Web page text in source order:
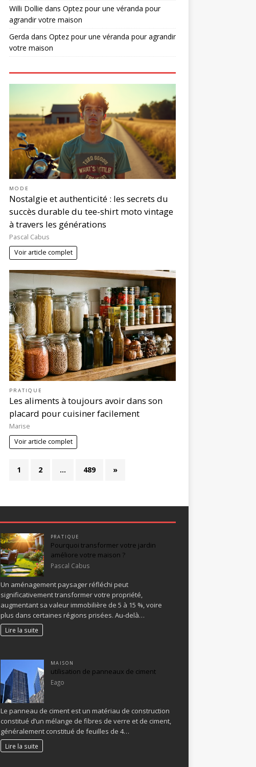
Willi Dollie dans Optez pour une véranda pour
agrandir votre maison
Gerda dans Optez pour une véranda pour agrandir
votre maison
MODE
Nostalgie et authenticité : les secrets du
succès durable du tee-shirt moto vintage
à travers les générations
Pascal Cabus
Voir article complet
PRATIQUE
Les aliments à toujours avoir dans son
placard pour cuisiner facilement
Marise
Voir article complet
1 2 … 489 »
PRATIQUE
Pourquoi transformer votre jardin
améliore votre maison ?
Pascal Cabus
Un aménagement paysager réfléchi peut
significativement transformer votre propriété,
augmentant sa valeur immobilière de 5 à 15 %, voire
plus dans certaines régions prisées. Au-delà…
Lire la suite
MAISON
utilisation de panneaux de ciment
Eago
Le panneau de ciment est un matériau de construction
constitué d’un mélange de fibres de verre et de ciment,
généralement constitué de feuilles de 4…
Lire la suite